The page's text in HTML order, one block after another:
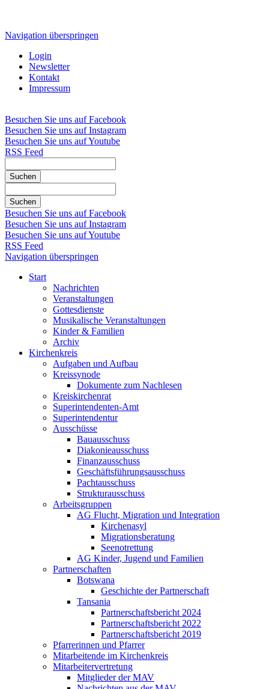
Navigation überspringen
Login
Newsletter
Kontakt
Impressum
Besuchen Sie uns auf Facebook
Besuchen Sie uns auf Instagram
Besuchen Sie uns auf Youtube
RSS Feed
Suchen
Suchen
Besuchen Sie uns auf Facebook
Besuchen Sie uns auf Instagram
Besuchen Sie uns auf Youtube
RSS Feed
Navigation überspringen
Start
Nachrichten
Veranstaltungen
Gottesdienste
Musikalische Veranstaltungen
Kinder & Familien
Archiv
Kirchenkreis
Aufgaben und Aufbau
Kreissynode
Dokumente zum Nachlesen
Kreiskirchenrat
Superintendenten-Amt
Superintendentur
Ausschüsse
Bauausschuss
Diakonieausschuss
Finanzausschuss
Geschäftsführungsausschuss
Pachtausschuss
Strukturausschuss
Arbeitsgruppen
AG Flucht, Migration und Integration
Kirchenasyl
Migrationsberatung
Seenotrettung
AG Kinder, Jugend und Familien
Partnerschaften
Botswana
Geschichte der Partnerschaft
Tansania
Partnerschaftsbericht 2024
Partnerschaftsbericht 2022
Partnerschaftsbericht 2019
Pfarrerinnen und Pfarrer
Mitarbeitende im Kirchenkreis
Mitarbeitervertretung
Mitglieder der MAV